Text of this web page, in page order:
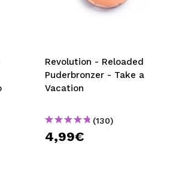
Vorgänge einsehen.
BENUTZERKONTO
Revolution - Reloaded
Puderbronzer - Take a
Vacation
(130)
4,99€